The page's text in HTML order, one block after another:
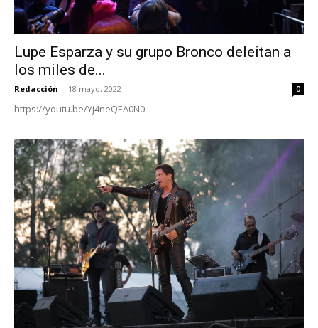
Lupe Esparza y su grupo Bronco deleitan a
los miles de...
Redacción - 18 mayo, 2022 0
https://youtu.be/Yj4neQEA0N0